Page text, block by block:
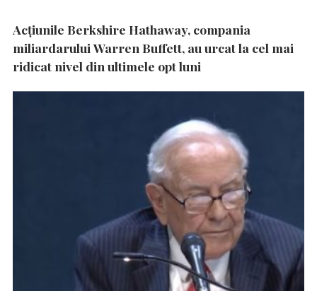
Acțiunile Berkshire Hathaway, compania
miliardarului Warren Buffett, au urcat la cel mai
ridicat nivel din ultimele opt luni